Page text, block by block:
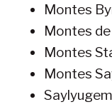
Montes
Montes
Montes
Montes
Saylyugem